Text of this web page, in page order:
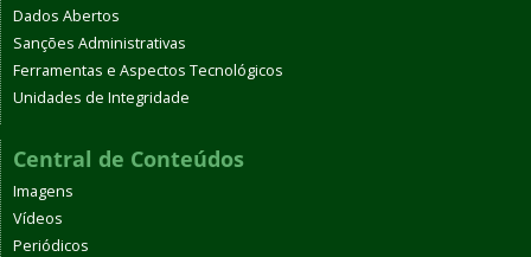
Dados Abertos
Sanções Administrativas
Ferramentas e Aspectos Tecnológicos
Unidades de Integridade
Central de Conteúdos
Imagens
Vídeos
Periódicos